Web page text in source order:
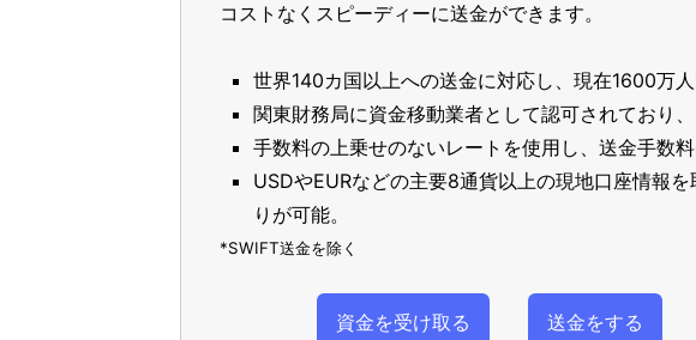
コストなくスピーディーに送金ができます。
世界140カ国以上への送金に対応し、現在1600万
関東財務局に資金移動業者として認可されており
手数料の上乗せのないレートを使用し、送金手数料
USDやEURなどの主要8通貨以上の現地口座情報
りが可能。
*SWIFT送金を除く
資金を受け取る 送金をする